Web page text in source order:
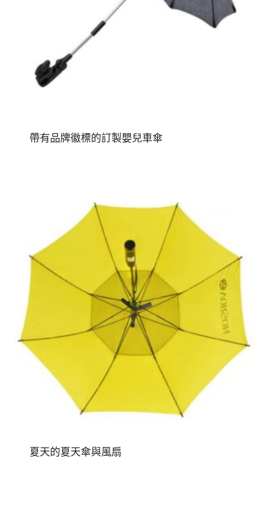
帶有品牌徽標的訂製嬰兒車傘
夏天的夏天傘與風扇